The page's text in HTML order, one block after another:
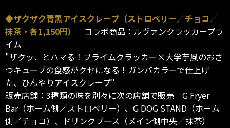
◆ザクザク青黒アイスクレープ（ストロベリー／チョコ／
抹茶・各1,150円）
コラボ商品：ルヴァンクラッカープラ
イム
"ザクッ、とハマる！プライムクラッカー×大学芋風のおさ
つキューブの食感がクセになる！ガンバカラーで仕上げ
た、ひんやりアイスクレープ"
販売店舗：3種類の味を別々に次の店舗で販売 G Fryer
Bar（ホーム側／ストロベリー）、G DOG STAND（ホーム
側／チョコ）、ドリンクブース（メイン側中央／抹茶）